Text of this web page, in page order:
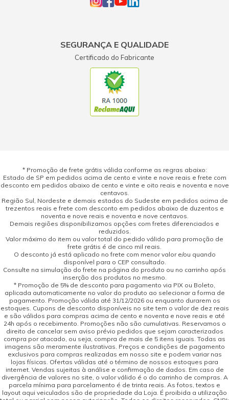
SEGURANÇA E QUALIDADE
Certificado do Fabricante
* Promoção de frete grátis válida conforme as regras abaixo:
Estado de SP em pedidos acima de cento e vinte e nove reais e frete com
desconto em pedidos abaixo de cento e vinte e oito reais e noventa e nove
centavos.
Região Sul, Nordeste e demais estados do Sudeste em pedidos acima de
trezentos reais e frete com desconto em pedidos abaixo de duzentos e
noventa e nove reais e noventa e nove centavos.
Demais regiões disponibilizamos opções com fretes diferenciados e
reduzidos.
Valor máximo do item ou valor total do pedido válido para promoção de
frete grátis é de cinco mil reais.
O desconto já está aplicado no frete com menor valor e/ou quando
disponível para o CEP consultado.
Consulte na simulação do frete na página do produto ou no carrinho após
inserção dos produtos no mesmo.
* Promoção de 5% de desconto para pagamento via PIX ou Boleto,
aplicada automaticamente no valor do produto ao selecionar a forma de
pagamento. Promoção válida até 31/12/2026 ou enquanto durarem os
estoques. Cupons de desconto disponíveis no site tem o valor de dez reais
e são válidos para compras acima de cento e noventa e nove reais e até
24h após o recebimento. Promoções não são cumulativas. Reservamos o
direito de cancelar sem aviso prévio pedidos que sejam caracterizados
compra por atacado, ou seja, compra de mais de 5 itens iguais. Todas as
imagens são meramente ilustrativas. Preços e condições de pagamento
exclusivos para compras realizadas em nosso site e podem variar nas
lojas físicas. Ofertas válidas até o término de nossos estoques para
internet. Vendas sujeitas à análise e confirmação de dados. Em caso de
divergência de valores no site, o valor válido é o do carrinho de compras. A
parcela mínima para parcelamento é de trinta reais. As fotos, textos e
layout aqui veiculados são de propriedade da Loja. É proibida a utilização